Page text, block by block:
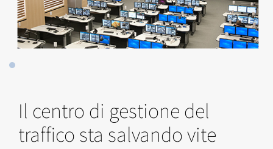
Il centro di gestione del
traffico sta salvando vite